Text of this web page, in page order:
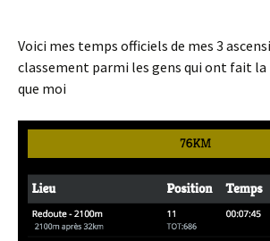
Voici mes temps officiels de mes 3
classement parmi les gens qui ont fait la
que moi